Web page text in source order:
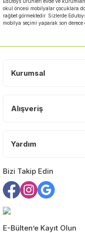
okul öncesi mobilyalar çocuklara
rağbet görmektedir. Sizlerde
mobilya seçimi yaparak son
Kurumsal
Alışveriş
Yardım
Bizi Takip Edin
E-Bülten’e Kayıt Olun